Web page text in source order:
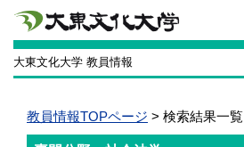
大東文化大学 教員情報
教員情報TOPページ > 検索結果一覧